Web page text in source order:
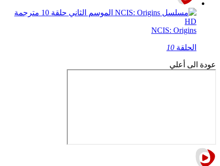
NCIS: Origins
الحلقة 10
عودة الى أعلي